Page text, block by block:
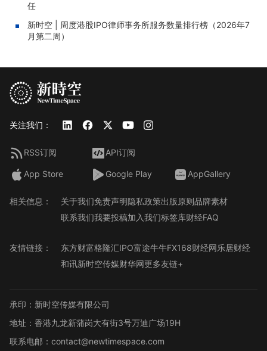
任
新时空 | 周度港股IPO律师事务所服务数量排行榜（2026年7
月第二周）
关注我们：
RSS订阅 API订阅
App Store Google Play AppGallery
相关信息： 关于我们免责声明隐私政策出版原则品牌素材
联系我们我要投稿加入我们标签库财经FAQ
友情链接： 东方财富格隆汇IPO富途牛牛FX168财经网乐居财经
和讯新时空传媒财华网更多友链+
承印：新时空传媒有限公司
地址：香港九龙新蒲岗大有街3号万迪广场19H
联系电邮：contact@newtimespace.com